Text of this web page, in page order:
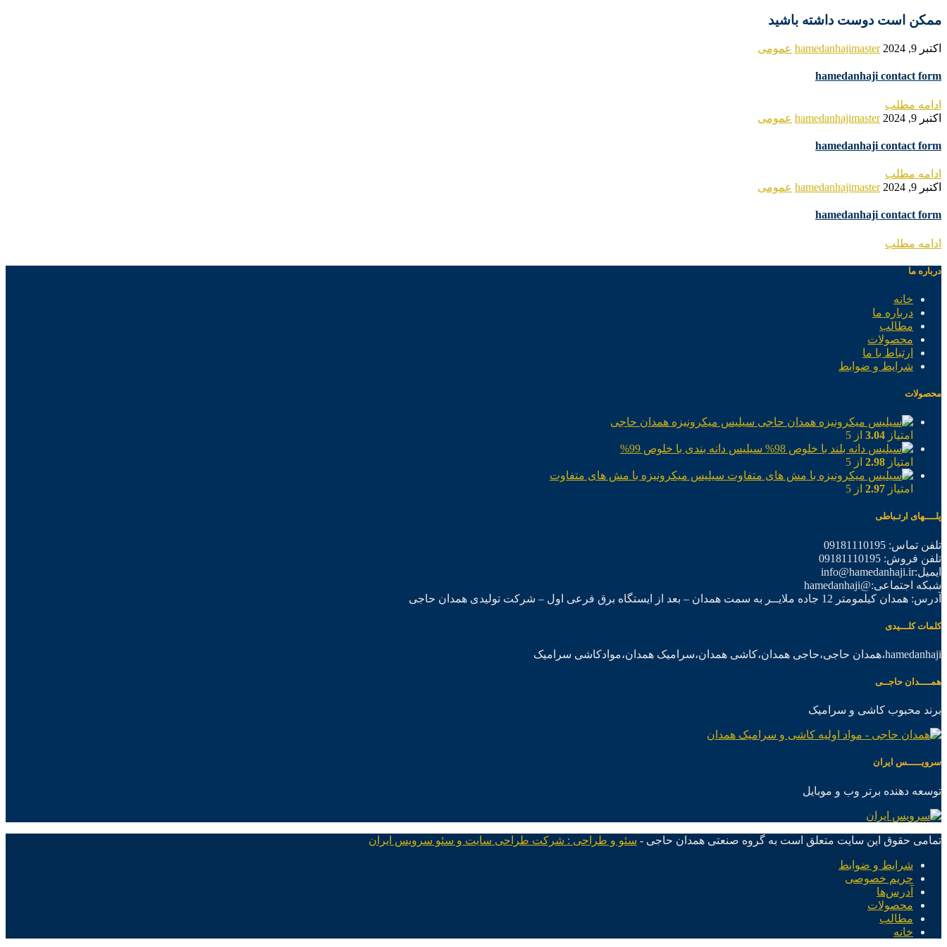
ممکن است دوست داشته باشید
اکتبر 9, 2024 hamedanhajimaster عمومی
hamedanhaji contact form
ادامه مطلب
اکتبر 9, 2024
hamedanhajimaster عمومی
hamedanhaji contact form
ادامه مطلب
اکتبر 9, 2024
hamedanhajimaster عمومی
hamedanhaji contact form
ادامه مطلب
درباره ما
خانه
درباره ما
مطالب
محصولات
ارتباط با ما
شرایط و ضوابط
محصولات
سیلیس میکرونیزه همدان حاجی
امتیاز 3.04 از 5
سیلیس دانه بندی با خلوص 99%
امتیاز 2.98 از 5
سیلیس میکرونیزه با مش های متفاوت
امتیاز 2.97 از 5
پلــــهای ارتـباطی
تلفن تماس: 09181110195
تلفن فروش: 09181110195
ایمیل:info@hamedanhaji.ir
شبکه اجتماعی:@hamedanhaji
آدرس: همدان کیلمومتر 12 جاده ملایــر به سمت همدان – بعد از ایستگاه برق فرعی اول – شرکت تولیدی همدان حاجی
کلمات کلـــیدی
hamedanhaji،همدان حاجی،حاجی همدان،کاشی همدان،سرامیک همدان،موادکاشی سرامیک
همــــدان حاجــی
برند محبوب کاشی و سرامیک
سرویـــــس ایران
توسعه دهنده برتر وب و موبایل
تمامی حقوق این سایت متعلق است به گروه صنعتی همدان حاجی - سئو و طراحی : شرکت طراحی سایت و سئو سرویس ایران
شرایط و ضوابط
حریم خصوصی
آدرس‌ها
محصولات
مطالب
خانه